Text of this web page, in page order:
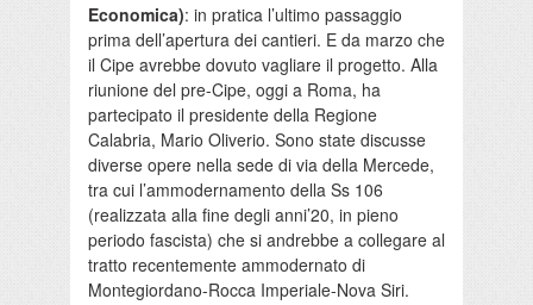
Economica): in pratica l’ultimo passaggio
prima dell’apertura dei cantieri. E da marzo che
il Cipe avrebbe dovuto vagliare il progetto. Alla
riunione del pre-Cipe, oggi a Roma, ha
partecipato il presidente della Regione
Calabria, Mario Oliverio. Sono state discusse
diverse opere nella sede di via della Mercede,
tra cui l’ammodernamento della Ss 106
(realizzata alla fine degli anni’20, in pieno
periodo fascista) che si andrebbe a collegare al
tratto recentemente ammodernato di
Montegiordano-Rocca Imperiale-Nova Siri.